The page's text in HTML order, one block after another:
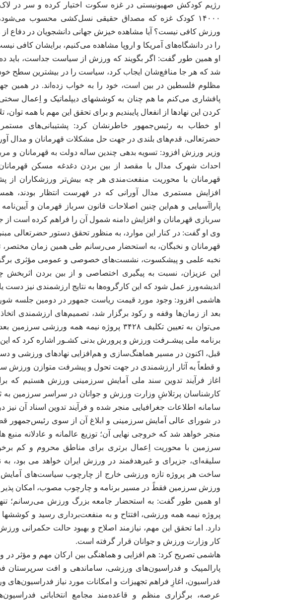
رژیم کودکش صهیونیستی در غزه سکوت اختیار کرده و سر در لاک
۱۴۰۰۰ کودک غزه که مصداق حقیقی نسل‌کشی محسوب
ورزش کافی نیست؟ آیا مشاهده خیزش جهانی دانشجویان در دفاع از
را در دانشگاه‌های آمریکا و اروپا مشاهده می‌کنیم، برایشان کافی
او همین طور گفت: اگر بگویند که ورزش از سیاست جداست، باید
شد که هر جا منافع‌شان ایجاب کرد، سیاست را در بیشترین سطح
مظلوم فلسطین در بین است، خود را به خواب زده‌اند. در همین
پافشاری می‌کنم ما هم چنان به کوششهای دیپلماتیک و اِعمال
کردن این نهادها از انفعال پایبندیم و برای تحقق این مهم با همه
او خطاب به رئیس‌جمهور خاطرنشان کرد: پشتیبانی‌های
حضرتعالی، قدم‌های بلندی در جهت حل مشکلات قهرمانان و مدال
احداث شهرک مدال با مقصد از بین بردن دغدغه مسکن
قهرمانان با محوریت منفعت‌مندی هر چه بیش‌تر ورزشکاران از
افزایش مستمری مدال آورانی که در فهرست انتظار بودند،‌
پاراآسیایی و هم‌این چنین اصلاحات قانون سرباز قهرمان و
سربازی قهرمانان و افزایش دامنه شمول آن را فراهم کرده است
وی او گفت: در کنار این موارد، به منظور تحقق دستور حضرتعالی
نخبه علمی و پیشکسوت، نشست‌های خصوصی و عمومی مؤثری
این عزیزان، نسبت به پیگیری اختصاصی و از بین بردن اثربخش
اندیشه‌ورز عمل شود که این کارگروه‌ها به نتایج ارزشمندی نیز دست
هاشمی افزود: وجود مورد قیمت ریاست جمهور در دومین جلسه
بعد از زمان‌ها وقفه و رکود برگزار شد، تصمیم‌های ارزشمندی
می‌توان به تعیین تکلیف ۳۴۲۸ پروژه نیمه همه
برنامه ملی پیشـرفت ورزش و پرورش بدنی کشـور اشاره کرد که این
قبل، اکنون در مسیر هماهنگ‌سازی و هم‌افزایی نهادهای ورزشی و
و قطعاً به آثار ارزشمندی در جهت تحول و پیشرفت متوازن ورزش
اغاز فرآیند تدوین سند ملی آمایش سرزمینی ورزش هستیم که
سامانه اطلاعات جغرافیایی منجر شده و فرآیند تدوین اسناد آن
در شورای عالی آمایش سرزمینی و ابلاغ آن از سوی رئیس‌جمهور
منجر خواهد شد که خروجی نهایی آن؛ توزیع عالمانه و عادلانه
سرزمین با محوریت اِعمال برتری برای مناطق محروم و کم
سلیقه‌ای، جزیرای و غیرهدفمند در ورزش ایران خواهد می بود،
ساخت هر پروژه تازه ورزشی خارج از چارچوب سیاست‌های آمایش
ورزش سرزمین فقطً در مسیر برنامه و چارچوب مصوب، امکان پذیر
پروژه نیمه همه ورزشی، افتتاح و به منفعت‌برداری رسید و کوششها
دارد. اما تحقق این مهم، نیازمند اصلاح و بهبود حالت حکمرانی
کار وزارت ورزش و جوانان قرار گرفته است.
هاشمی تصریح کرد: هم افزایی و هماهنگی بین ارکان مهم و مؤثر
عرصه، برگزاری منظم و قاعده‌مند مجامع انتخاباتی